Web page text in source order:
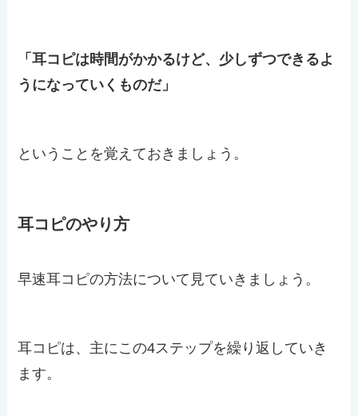
「耳コピは時間がかかるけど、少しずつできるよ
うになっていくものだ」
ということを覚えておきましょう。
耳コピのやり方
早速耳コピの方法について見ていきましょう。
耳コピは、主にこの4ステップを繰り返していき
ます。